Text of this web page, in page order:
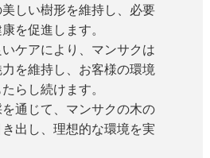
しい樹形を維持し、必要
を促進します。
ケアにより、マンサクは
を維持し、お客様の環境
らし続けます。
通じて、マンサクの木の
出し、理想的な環境を実